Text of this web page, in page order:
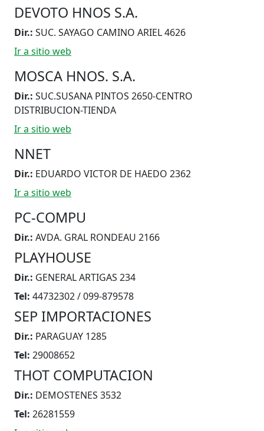
DEVOTO HNOS S.A.
Dir.: SUC. SAYAGO CAMINO ARIEL 4626
Ir a sitio web
MOSCA HNOS. S.A.
Dir.: SUC.SUSANA PINTOS 2650-CENTRO
DISTRIBUCION-TIENDA
Ir a sitio web
NNET
Dir.: EDUARDO VICTOR DE HAEDO 2362
Ir a sitio web
PC-COMPU
Dir.: AVDA. GRAL RONDEAU 2166
PLAYHOUSE
Dir.: GENERAL ARTIGAS 234
Tel: 44732302 / 099-879578
SEP IMPORTACIONES
Dir.: PARAGUAY 1285
Tel: 29008652
THOT COMPUTACION
Dir.: DEMOSTENES 3532
Tel: 26281559